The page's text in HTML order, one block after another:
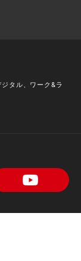
タル、ワーク&ラ